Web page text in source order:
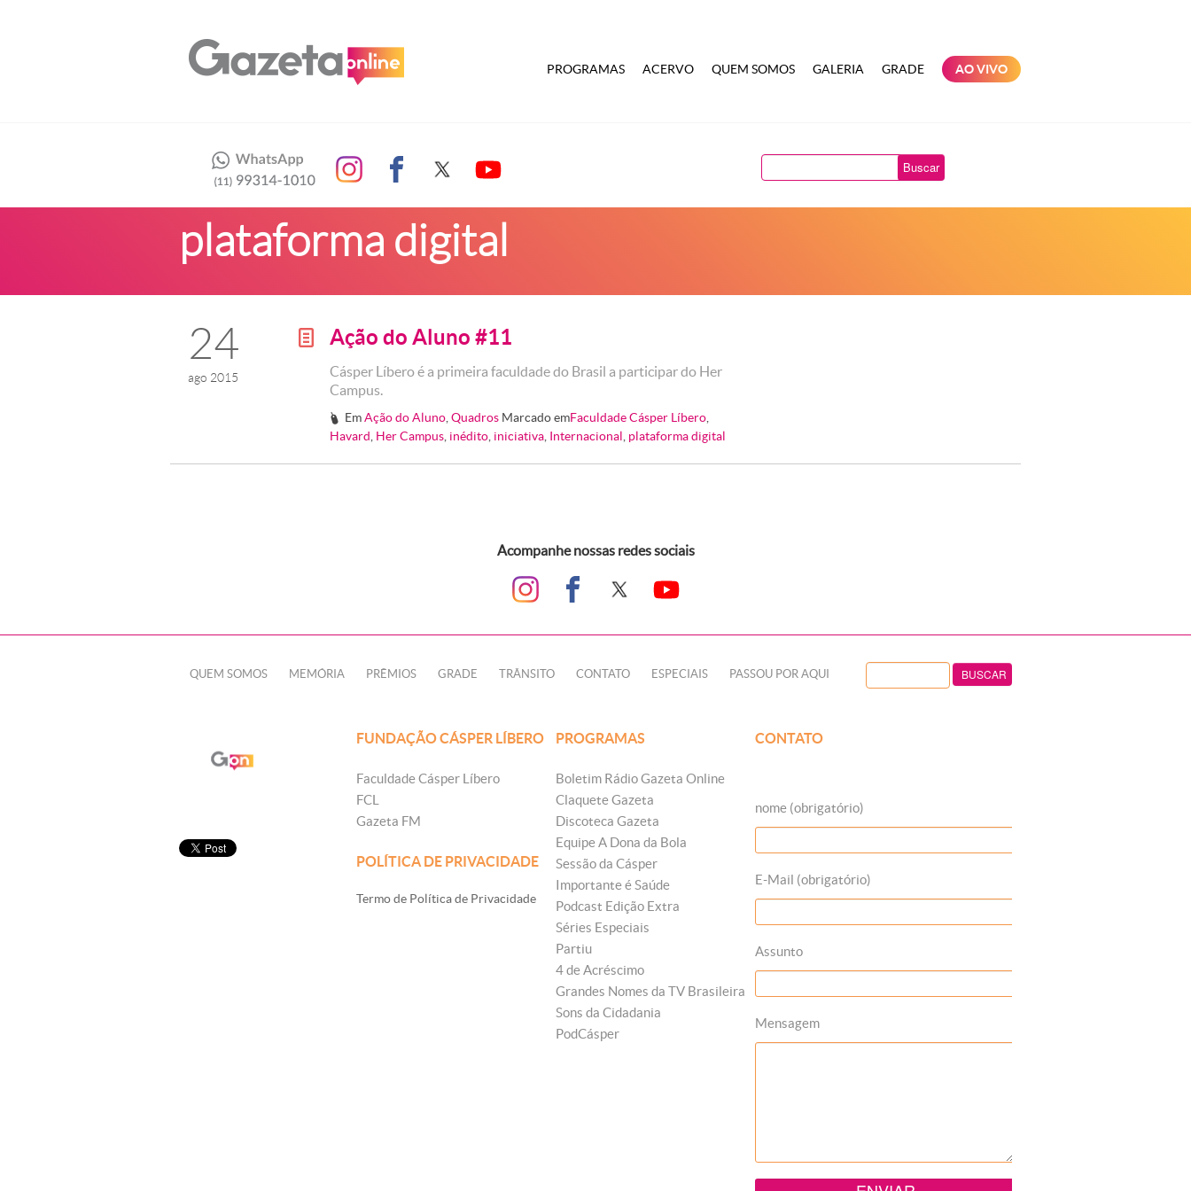
PROGRAMAS ACERVO QUEM SOMOS GALERIA GRADE AO VIVO
Buscar
plataforma digital
24
ago 2015
g Ação do Aluno #11
Cásper Líbero é a primeira faculdade do Brasil a participar do Her
Campus.
# EmAção do Aluno ,Quadros Marcado emFaculdade Cásper Líbero
Havard Her Campus inédito iniciativa Internacional plataforma digital
Acompanhe nossas redes sociais
QUEM SOMOS MEMÓRIA PRÊMIOS GRADE TRÂNSITO CONTATO ESPECIAIS PASSOU POR AQUI
FUNDAÇÃO CÁSPER LÍBERO
Faculdade Cásper Líbero
FCL
Gazeta FM
POLÍTICA DE PRIVACIDADE
Termo de Política de Privacidade
PROGRAMAS
Boletim Rádio Gazeta Online
Claquete Gazeta
Discoteca Gazeta
Equipe A Dona da Bola
Sessão da Cásper
Importante é Saúde
Podcast Edição Extra
Séries Especiais
Partiu
4 de Acréscimo
Grandes Nomes da TV Brasileira
Sons da Cidadania
PodCásper
CONTATO
nome (obrigatório)
E-Mail (obrigatório)
Assunto
Mensagem